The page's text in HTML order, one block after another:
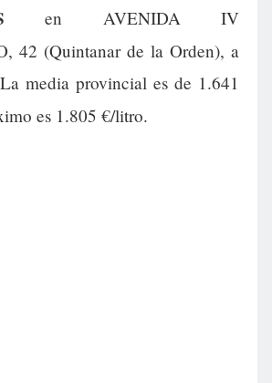
en AVENIDA IV
42 (Quintanar de la Orden), a
media provincial es de 1.641
es 1.805 €/litro.